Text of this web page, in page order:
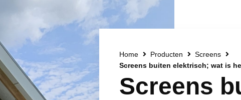
Home Producten
Screens
Screens buiten elektrisch; wat is
Screens